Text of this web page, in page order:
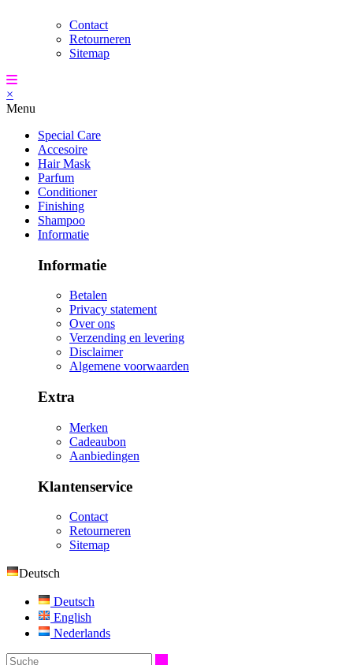
Contact
Retourneren
Sitemap
×
Menu
Special Care
Accesoire
Hair Mask
Parfum
Conditioner
Finishing
Shampoo
Informatie
Informatie
Betalen
Privacy statement
Over ons
Verzending en levering
Disclaimer
Algemene voorwaarden
Extra
Merken
Cadeaubon
Aanbiedingen
Klantenservice
Contact
Retourneren
Sitemap
Deutsch
Deutsch
English
Nederlands